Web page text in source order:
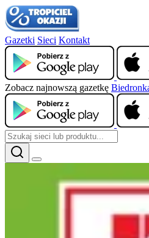
Gazetki Sieci Kontakt
Zobacz najnowszą gazetkę